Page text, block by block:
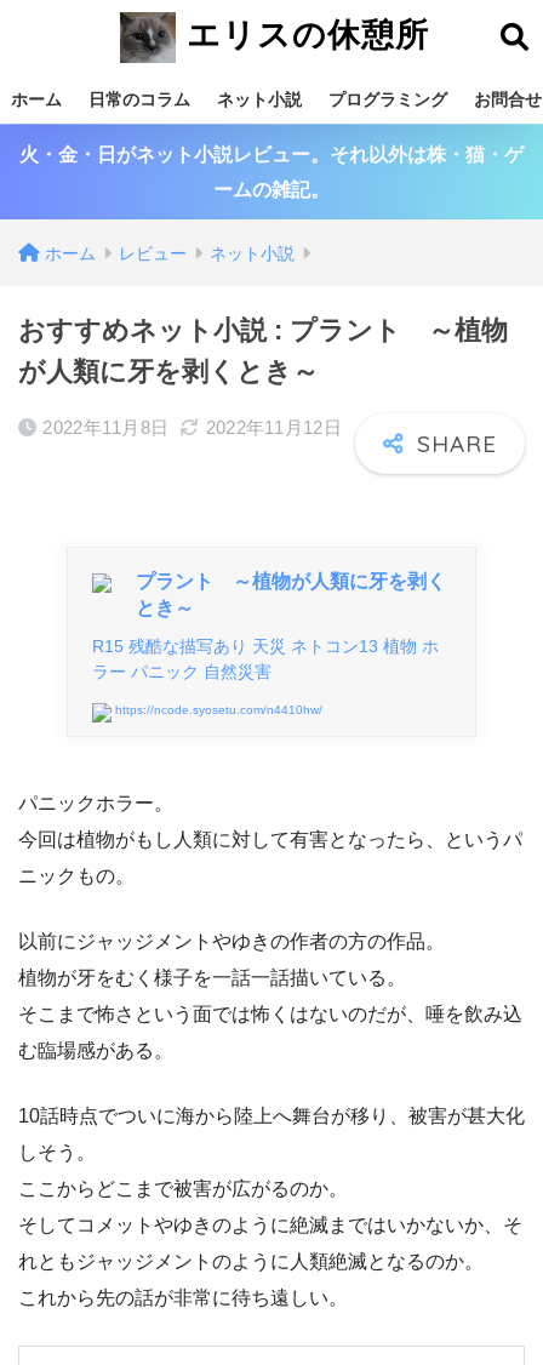
エリスの休憩所
ホーム 日常のコラム ネット小説 プログラミング お問合せ
火・金・日がネット小説レビュー。それ以外は株・猫・ゲ
ームの雑記。
ホーム レビュー ネット小説
おすすめネット小説 : プラント ～植物
が人類に牙を剥くとき～
2022年11月8日 2022年11月12日
プラント ～植物が人類に牙を剥く
とき～
R15 残酷な描写あり 天災 ネトコン13 植物 ホ
ラー パニック 自然災害
https://ncode.syosetu.com/n4410hw/
パニックホラー。
今回は植物がもし人類に対して有害となったら、というパ
ニックもの。
以前にジャッジメントやゆきの作者の方の作品。
植物が牙をむく様子を一話一話描いている。
そこまで怖さという面では怖くはないのだが、唾を飲み込
む臨場感がある。
10話時点でついに海から陸上へ舞台が移り、被害が甚大化
しそう。
ここからどこまで被害が広がるのか。
そしてコメットやゆきのように絶滅まではいかないか、そ
れともジャッジメントのように人類絶滅となるのか。
これから先の話が非常に待ち遠しい。